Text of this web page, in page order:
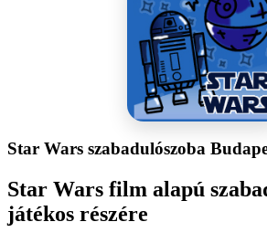
Star Wars szabadulószoba
Star Wars film alapú
játékos részére